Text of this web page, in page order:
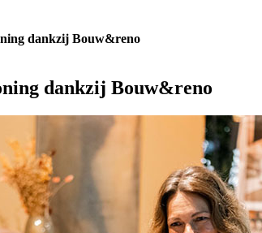
dankzij Bouw&reno
dankzij Bouw&reno